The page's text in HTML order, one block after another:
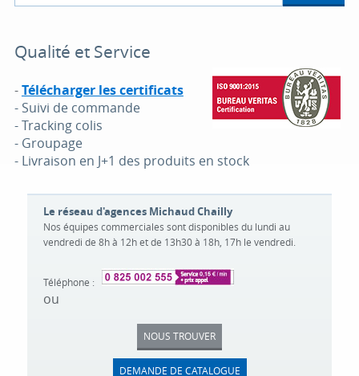
Qualité et Service
-Télécharger les certificats
- Suivi de commande
- Tracking colis
- Groupage
- Livraison en J+1 des produits en stock
Le réseau d'agences Michaud Chailly
Nos équipes commerciales sont disponibles du lundi au
vendredi de 8h à 12h et de 13h30 à 18h, 17h le vendredi.
Téléphone :
ou
NOUS TROUVER
DEMANDE DE CATALOGUE